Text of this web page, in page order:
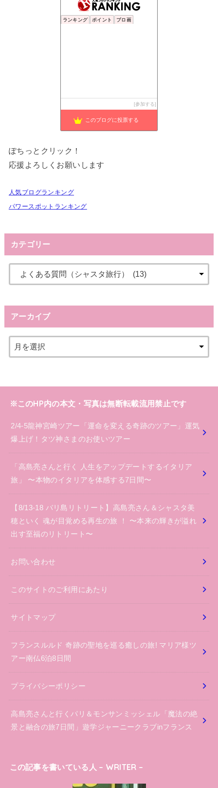
ランキング ポイント ブロ画
参加する
このブログに投票する
ぽちっとクリック！
応援よろしくお願いします
人気ブログランキング
パワースポットランキング
カテゴリー
アーカイブ
※このHP内の本文・写真は無断転載流用禁止です
2/4-5龍神宮崎ツアー「運命を変える奇跡のツアー」運気
爆上げ！タツ神さまのお使いツアー
「高島亮さんと行く 人生をアップデートするイタリア
旅」 〜本物のイタリアを体感する7日間〜
【8/13-18 バリ島リトリート】高島亮さん＆シャスタ美
穂といく 魂が目覚める再生の旅 ！ 〜本来の輝きが溢れ
出す至福のリトリート〜
お問い合わせ
このサイトのご利用にあたり
サイトマップ
フランスルルド 奇跡の聖地を巡る癒しの旅! マリア様ツ
アー南仏6泊8日間
プライバシーポリシー
高島亮さんと行くパリ＆モンサンミッシェル「魔法の絶
景と融合の旅7日間」遊学ジャーニークラブinフランス
この記事を書いている人 – WRITER –